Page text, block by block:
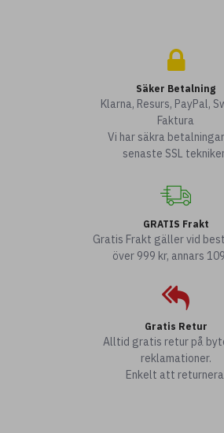
Säker Betalning
Klarna, Resurs, PayPal,
Faktura
Vi har säkra
senaste SSL
GRATIS Frakt
Gratis Frakt gäller vid
över 999 kr, annars
Gratis Retur
Alltid gratis retur på
reklamationer.
Enkelt att